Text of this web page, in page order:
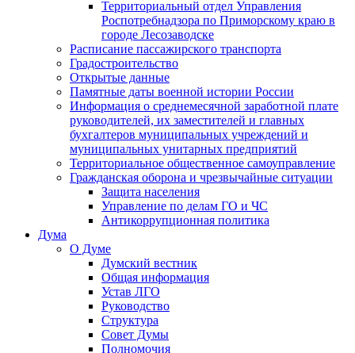
Территориальный отдел Управления
Роспотребнадзора по Приморскому краю в
городе Лесозаводске
Расписание пассажирского транспорта
Градостроительство
Открытые данные
Памятные даты военной истории России
Информация о среднемесячной заработной плате
руководителей, их заместителей и главных
бухгалтеров муниципальных учреждений и
муниципальных унитарных предприятий
Территориальное общественное самоуправление
Гражданская оборона и чрезвычайные ситуации
Защита населения
Управление по делам ГО и ЧС
Антикоррупционная политика
Дума
О Думе
Думский вестник
Общая информация
Устав ЛГО
Руководство
Структура
Совет Думы
Полномочия